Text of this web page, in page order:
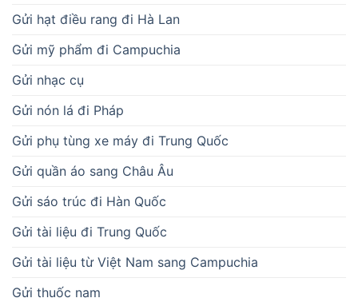
Gửi hạt điều rang đi Hà Lan
Gửi mỹ phẩm đi Campuchia
Gửi nhạc cụ
Gửi nón lá đi Pháp
Gửi phụ tùng xe máy đi Trung Quốc
Gửi quần áo sang Châu Âu
Gửi sáo trúc đi Hàn Quốc
Gửi tài liệu đi Trung Quốc
Gửi tài liệu từ Việt Nam sang Campuchia
Gửi thuốc nam